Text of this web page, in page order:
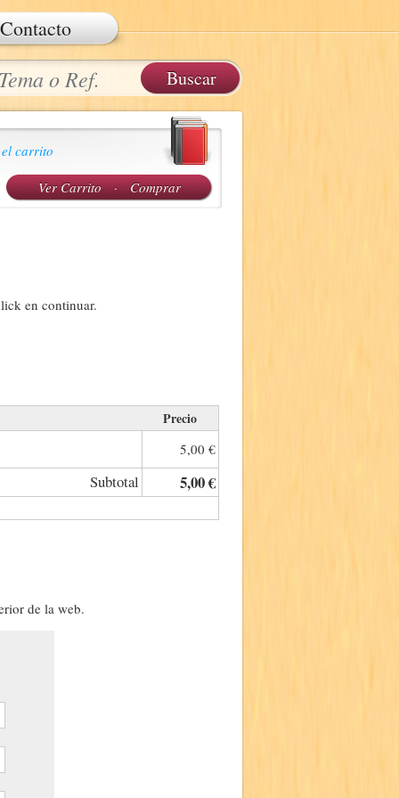
Contacto
carrito
Ver Carrito · Comprar
en continuar.
Precio
5,00 €
Subtotal 5,00 €
de la web.